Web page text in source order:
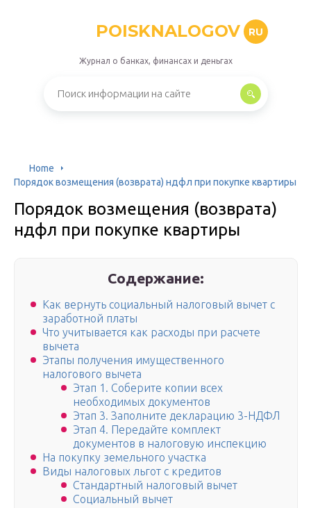
POISKNALOGOV RU
Журнал о банках, финансах и деньгах
Home
Порядок возмещения (возврата) ндфл при покупке квартиры
Порядок возмещения (возврата)
ндфл при покупке квартиры
Содержание:
Как вернуть социальный налоговый вычет с
заработной платы
Что учитывается как расходы при расчете
вычета
Этапы получения имущественного
налогового вычета
Этап 1. Соберите копии всех
необходимых документов
Этап 3. Заполните декларацию 3-НДФЛ
Этап 4. Передайте комплект
документов в налоговую инспекцию
На покупку земельного участка
Виды налоговых льгот с кредитов
Стандартный налоговый вычет
Социальный вычет